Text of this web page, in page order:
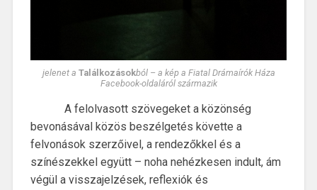
jelenet a Találkozásokból – a kép a Fiatal Drámaírók Háza
Facebook-oldaláról származik
A felolvasott szövegeket a közönség
bevonásával közös beszélgetés követte a
felvonások szerzőivel, a rendezőkkel és a
színészekkel együtt – noha nehézkesen indult, ám
végül a visszajelzések, reflexiók és